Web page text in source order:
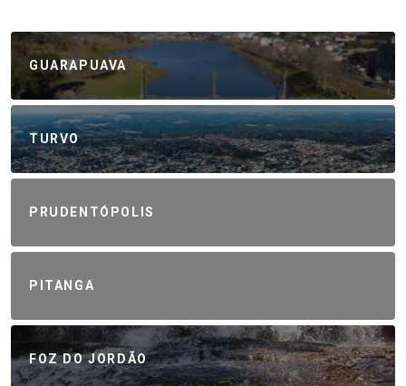
GUARAPUAVA
TURVO
PRUDENTÓPOLIS
PITANGA
FOZ DO JORDÃO